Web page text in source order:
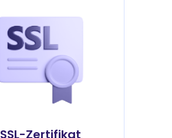
SSL-Zertifikat